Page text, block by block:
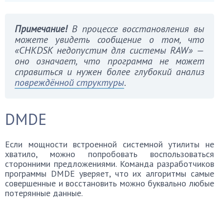
Примечание!В процессе восстановления вы
можете увидеть сообщение о том, что
«CHKDSK недопустим для системы RAW» —
оно означает, что программа не может
справиться и нужен более глубокий анализ
повреждённой структуры.
DMDE
Если мощности встроенной системной утилиты не
хватило, можно попробовать воспользоваться
сторонними предложениями. Команда разработчиков
программы DMDE уверяет, что их алгоритмы самые
совершенные и восстановить можно буквально любые
потерянные данные.